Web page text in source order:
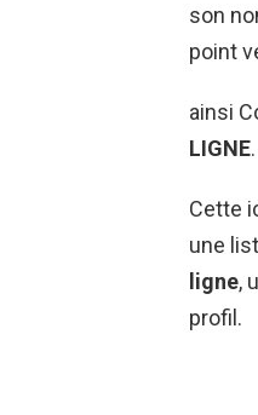
son
point
ainsi
LIGNE.
Cette
une
ligne,
profil.